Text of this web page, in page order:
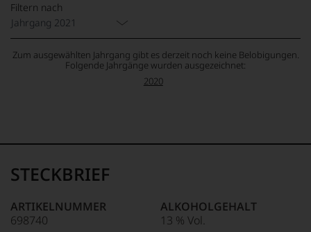
Filtern nach
Jahrgang 2021
Zum ausgewählten Jahrgang gibt es derzeit noch keine Belobigungen.
Folgende Jahrgänge wurden ausgezeichnet:
2020
STECKBRIEF
ARTIKELNUMMER
698740
ALKOHOLGEHALT
13 % Vol.